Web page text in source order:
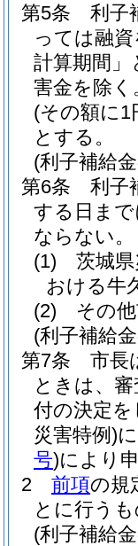
第5条
利子
っては融
計算期間」
害金を除く
(その額に1
とする。
(利子補給
第6条
利子
する日ま
ならない。
(1)
茨城
おける牛
(2)
その
(利子補給
第7条
市長
ときは、
付の決定を
災害特例)
号)により
2
前項の規
とに行う
(利子補給